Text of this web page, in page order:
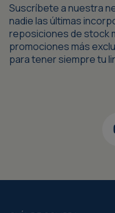
Suscríbete a nuestra
nadie las últimas
reposiciones de stock
promociones más
para tener siempre tu